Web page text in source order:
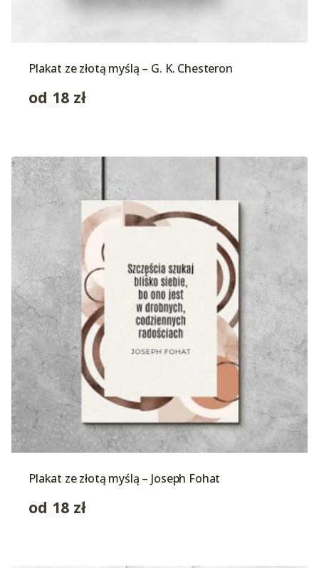
Plakat ze złotą myślą – G. K. Chesteron
od 18 zł
Plakat ze złotą myślą – Joseph Fohat
od 18 zł